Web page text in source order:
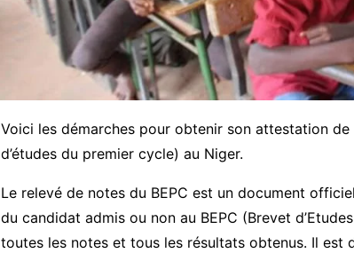
Voici les démarches pour obtenir son attestation de
d’études du premier cycle) au Niger.
Le relevé de notes du BEPC est un document
du candidat admis ou non au BEPC (Brevet
toutes les notes et tous les résultats obtenus. Il est